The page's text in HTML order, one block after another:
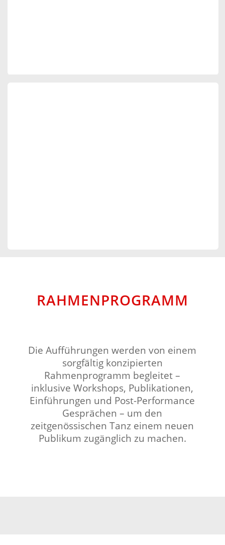
RAHMENPROGRAMM
Die Aufführungen werden von einem
sorgfältig konzipierten
Rahmenprogramm begleitet –
inklusive Workshops, Publikationen,
Einführungen und Post-Performance
Gesprächen – um den
zeitgenössischen Tanz einem neuen
Publikum zugänglich zu machen.